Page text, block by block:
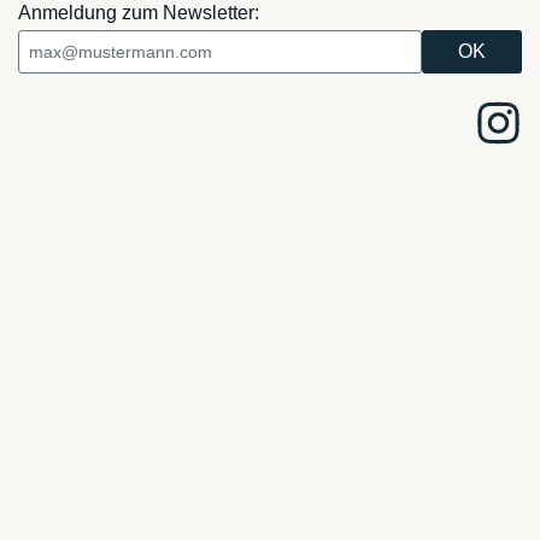
Anmeldung zum Newsletter: